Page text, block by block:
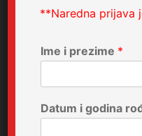
**Naredna prijava
Ime i prezime *
Datum i godina